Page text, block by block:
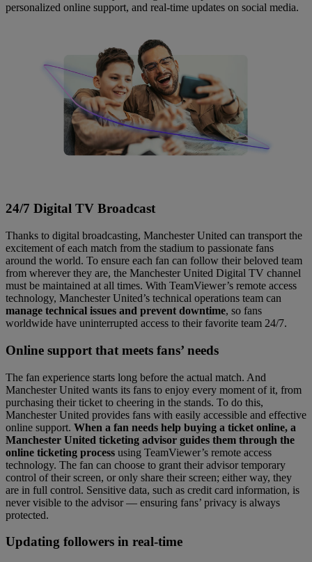
personalized online support, and real-time updates on social media.
24/7 Digital TV Broadcast
Thanks to digital broadcasting, Manchester United can transport the
excitement of each match from the stadium to passionate fans
around the world. To ensure each fan can follow their beloved team
from wherever they are, the Manchester United Digital TV channel
must be maintained at all times. With TeamViewer’s remote access
technology, Manchester United’s technical operations team can
manage technical issues and prevent downtime, so fans
worldwide have uninterrupted access to their favorite team 24/7.
Online support that meets fans’ needs
The fan experience starts long before the actual match. And
Manchester United wants its fans to enjoy every moment of it, from
purchasing their ticket to cheering in the stands. To do this,
Manchester United provides fans with easily accessible and effective
online support. When a fan needs help buying a ticket online, a
Manchester United ticketing advisor guides them through the
online ticketing process using TeamViewer’s remote access
technology. The fan can choose to grant their advisor temporary
control of their screen, or only share their screen; either way, they
are in full control. Sensitive data, such as credit card information, is
never visible to the advisor — ensuring fans’ privacy is always
protected.
Updating followers in real-time